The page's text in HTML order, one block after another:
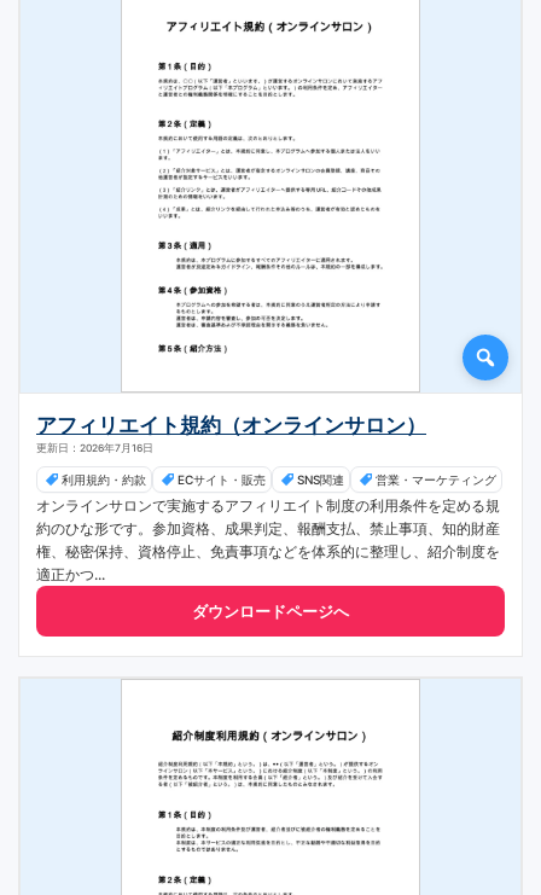
アフィリエイト規約（オンラインサロン）
更新日：2026年7月16日
利用規約・約款 ECサイト・販売 SNS関連 営業・マーケティング
オンラインサロンで実施するアフィリエイト制度の利用条件を定める規
約のひな形です。参加資格、成果判定、報酬支払、禁止事項、知的財産
権、秘密保持、資格停止、免責事項などを体系的に整理し、紹介制度を
適正かつ...
ダウンロードページへ